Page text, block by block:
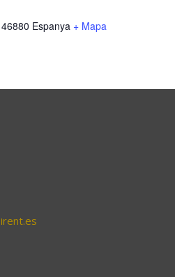
46880 Espanya + Mapa